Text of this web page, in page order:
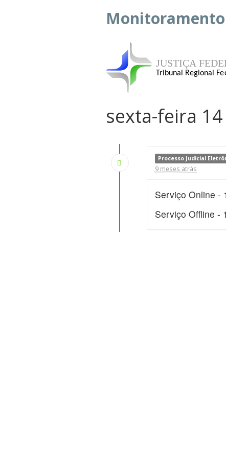
Monitoramento
JUSTIÇA
Tribunal Regional
sexta-feira
Processo Judicial
9 meses atrás
Serviço Online -
Serviço Offline -